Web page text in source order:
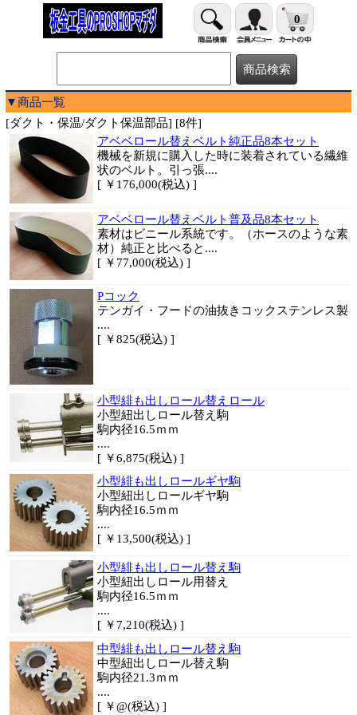
0
▼商品一覧
[ダクト・保温/ダクト保温部品] [8件]
アベベロール替えベルト純正品8本セット
機械を新規に購入した時に装着されている繊維
状のベルト。引っ張....
[ ￥176,000(税込) ]
アベベロール替えベルト普及品8本セット
素材はビニール系統です。（ホースのような素
材）純正と比べると....
[ ￥77,000(税込) ]
Pコック
テンガイ・フードの油抜きコックステンレス製
....
[ ￥825(税込) ]
小型緋も出しロール替えロール
小型紐出しロール替え駒
駒内径16.5ｍｍ
....
[ ￥6,875(税込) ]
小型緋も出しロールギヤ駒
小型紐出しロールギヤ駒
駒内径16.5ｍｍ
....
[ ￥13,500(税込) ]
小型緋も出しロール替え駒
小型紐出しロール用替え
駒内径16.5ｍｍ
....
[ ￥7,210(税込) ]
中型緋も出しロール替え駒
中型紐出しロール替え駒
駒内径21.3ｍｍ
....
[ ￥@(税込) ]